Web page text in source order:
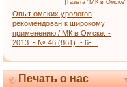
Газета "МК в Омске"
Опыт омских урологов
рекомендован к широкому
применению / МК в Омске. -
2013. - № 46 (861). - 6-...
Печать о нас